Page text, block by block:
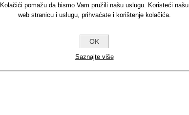
Kolačići pomažu da bismo Vam pružili našu uslugu. Koristeći našu
web stranicu i uslugu, prihvaćate i korištenje kolačića.
OK
Saznajte više